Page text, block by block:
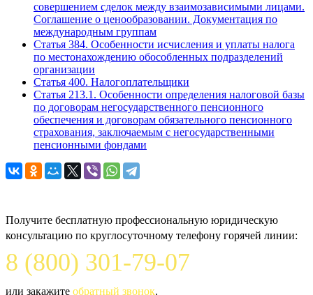
совершением сделок между взаимозависимыми лицами.
Соглашение о ценообразовании. Документация по
международным группам
Статья 384. Особенности исчисления и уплаты налога
по местонахождению обособленных подразделений
организации
Статья 400. Налогоплательщики
Статья 213.1. Особенности определения налоговой базы
по договорам негосударственного пенсионного
обеспечения и договорам обязательного пенсионного
страхования, заключаемым с негосударственными
пенсионными фондами
Получите бесплатную профессиональную юридическую
консультацию по круглосуточному телефону горячей линии:
8 (800) 301-79-07
или закажите обратный звонок.